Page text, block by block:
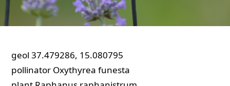
geol 37.479286, 15.080795
pollinator Oxythyrea funesta